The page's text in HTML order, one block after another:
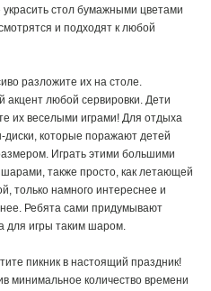
стол бумажными цветами
и подходят к любой
разложите их на столе.
любой сервировки. Дети
их веселыми играми! Для отдыха
которые поражают детей
Играть этими большими
также просто, как летающей
только намного интереснее и
Ребята сами придумывают
для игры таким шаром.
пикник в настоящий праздник!
минимальное количество времени